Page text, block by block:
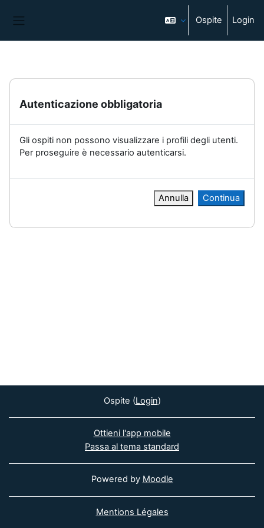
Ospite Login
Autenticazione obbligatoria
Gli ospiti non possono visualizzare i profili degli utenti.
Per proseguire è necessario autenticarsi.
Annulla Continua
Ospite (Login)
Ottieni l'app mobile
Passa al tema standard
Powered by Moodle
Mentions Légales